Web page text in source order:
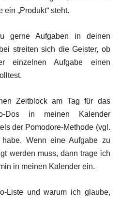
„Produkt“ steht.
gerne Aufgaben in deinen
streiten sich die Geister, ob
einzelnen Aufgabe einen
Zeitblock am Tag für das
Dos in meinen Kalender
der Pomodore-Methode (vgl.
habe. Wenn eine Aufgabe zu
werden muss, dann trage ich
in meinen Kalender ein.
Liste und warum ich glaube,